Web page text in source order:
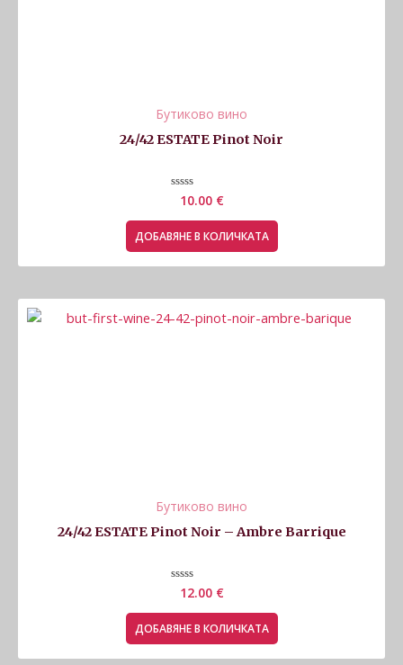
Бутиково вино
24/42 ESTATE Pinot Noir
Оценено
0
от
5
10.00 €
ДОБАВЯНЕ В КОЛИЧКАТА
Бутиково вино
24/42 ESTATE Pinot Noir – Ambre Barrique
Оценено
0
от
5
12.00 €
ДОБАВЯНЕ В КОЛИЧКАТА